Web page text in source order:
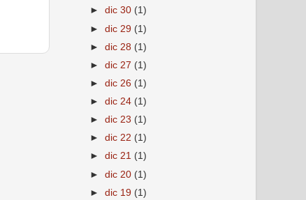
►dic 30 (1)
►dic 29 (1)
►dic 28 (1)
►dic 27 (1)
►dic 26 (1)
►dic 24 (1)
►dic 23 (1)
►dic 22 (1)
►dic 21 (1)
►dic 20 (1)
►dic 19 (1)